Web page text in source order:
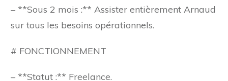
– **Sous 2 mois :** Assister entièrement Arnaud
sur tous les besoins opérationnels.
# FONCTIONNEMENT
– **Statut :** Freelance.